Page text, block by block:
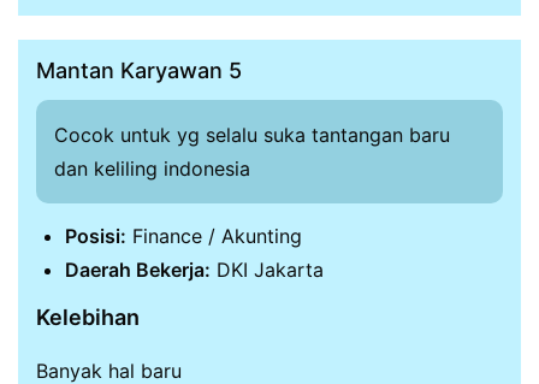
Mantan Karyawan 5
Cocok untuk yg selalu suka tantangan baru
dan keliling indonesia
Posisi: Finance / Akunting
Daerah Bekerja: DKI Jakarta
Kelebihan
Banyak hal baru